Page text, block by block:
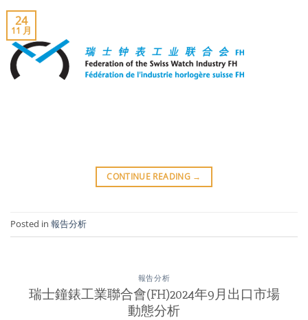
24
11 月
CONTINUE READING →
Posted in 報告分析
報告分析
瑞士鐘錶工業聯合會(FH)2024年9月出口市場
動態分析